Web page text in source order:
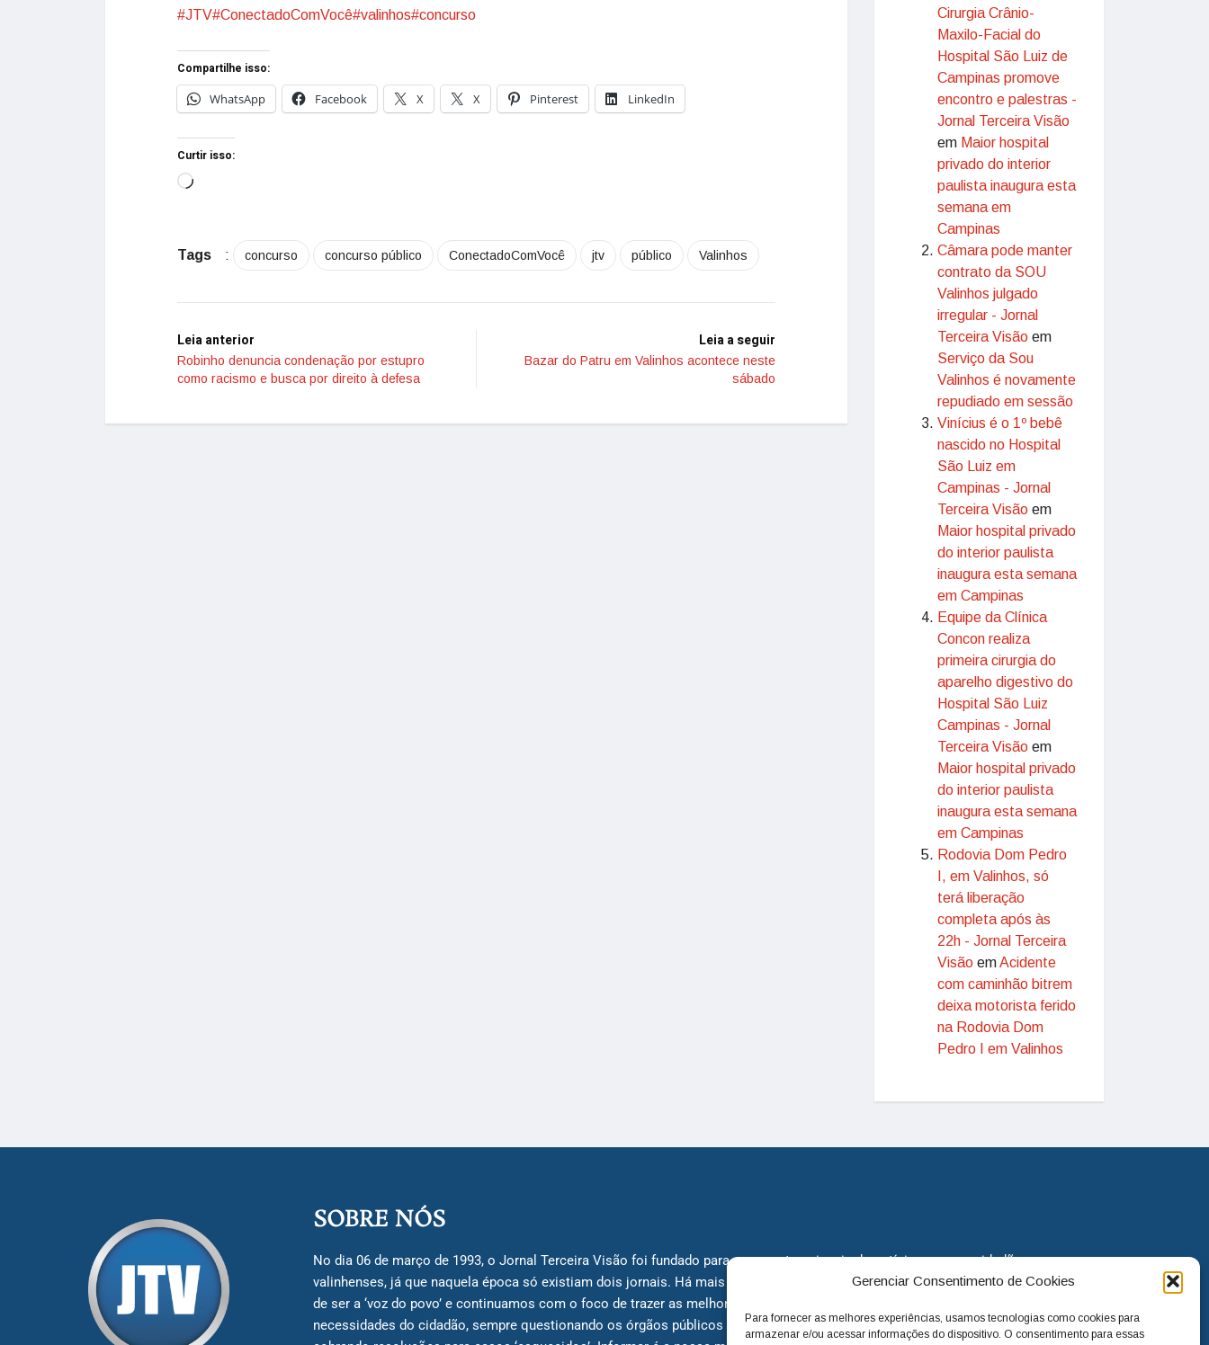
Gerenciar Consentimento de Cookies
Para fornecer as melhores experiências, usamos tecnologias como cookies para
armazenar e/ou acessar informações do dispositivo. O consentimento para essas
#JTV#ConectadoComVocê#valinhos#concurso
Compartilhe isso:
WhatsApp
Facebook X X Pinterest LinkedIn
Curtir isso:
Tags : concurso concurso público ConectadoComVocê jtv público Valinhos
Leia anterior
Robinho denuncia condenação por estupro
como racismo e busca por direito à defesa
Leia a seguir
Bazar do Patru em Valinhos acontece neste
sábado
Cirurgia Crânio-
Maxilo-Facial do
Hospital São Luiz de
Campinas promove
encontro e palestras -
Jornal Terceira Visão
em Maior hospital
privado do interior
paulista inaugura esta
semana em
Campinas
Câmara pode manter
contrato da SOU
Valinhos julgado
irregular - Jornal
Terceira Visão em
Serviço da Sou
Valinhos é novamente
repudiado em sessão
Vinícius é o 1º bebê
nascido no Hospital
São Luiz em
Campinas - Jornal
Terceira Visão em
Maior hospital privado
do interior paulista
inaugura esta semana
em Campinas
Equipe da Clínica
Concon realiza
primeira cirurgia do
aparelho digestivo do
Hospital São Luiz
Campinas - Jornal
Terceira Visão em
Maior hospital privado
do interior paulista
inaugura esta semana
em Campinas
Rodovia Dom Pedro
I, em Valinhos, só
terá liberação
completa após às
22h - Jornal Terceira
Visão emAcidente
com caminhão bitrem
deixa motorista ferido
na Rodovia Dom
Pedro I em Valinhos
SOBRE NÓS
No dia 06 de março de 1993, o Jornal Terceira Visão foi fundado para ser uma terceira via de notícias para os cidadãos
valinhenses, já que naquela época só existiam dois jornais. Há mais de 30 anos, o jornal continua assumindo o papel
de ser a ‘voz do povo’ e continuamos com o foco de trazer as melhores notícias. Nunca deixamos de lado as
necessidades do cidadão, sempre questionando os órgãos públicos em busca de melhorias para a cidade e sempre